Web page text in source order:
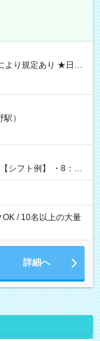
GET♪ お仕事後はコ
】試
）
/ 10名以上の大量
詳細へ